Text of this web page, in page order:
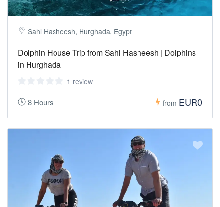
Sahl Hasheesh, Hurghada, Egypt
Dolphin House Trip from Sahl Hasheesh | Dolphins
in Hurghada
1 review
8 Hours from EUR0